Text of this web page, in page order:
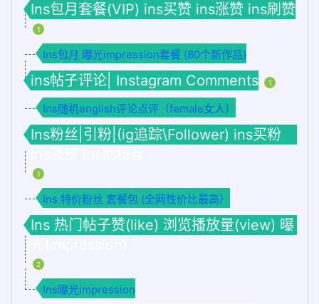
Ins包月套餐(VIP) ins买赞 ins涨赞 ins刷赞
1
Ins包月 曝光impression套餐 (80个新作品)
ins帖子评论| Instagram Comments 1
Ins随机english评论点评（female女人）
Ins粉丝|引粉|(ig追踪\Follower) ins买粉
1
Ins 特价粉丝 套餐包 (全网性价比最高）
Ins 热门帖子赞(like) 浏览播放量(view) 曝
2
Ins曝光impression